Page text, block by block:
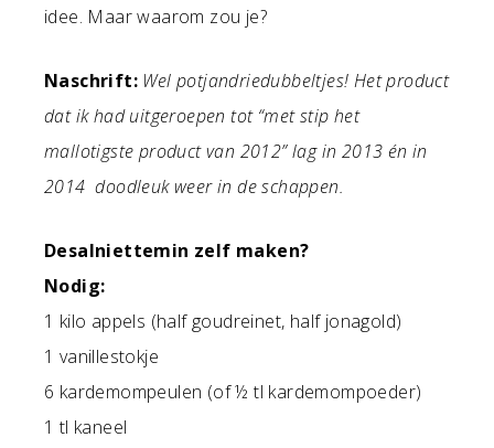
idee. Maar waarom zou je?
Naschrift: Wel potjandriedubbeltjes! Het product
dat ik had uitgeroepen tot “met stip het
mallotigste product van 2012” lag in 2013 én in
2014 doodleuk weer in de schappen.
Desalniettemin zelf maken?
Nodig:
1 kilo appels (half goudreinet, half jonagold)
1 vanillestokje
6 kardemompeulen (of ½ tl kardemompoeder)
1 tl kaneel